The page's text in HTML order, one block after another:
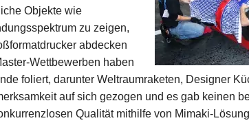
Objekte wie
zu zeigen,
abdecken
Wettbewerben haben
foliert, darunter Weltraumraketen, Designer
auf sich gezogen und es gab keinen
Qualität mithilfe von Mimaki-